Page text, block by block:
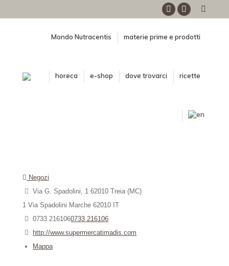
FacebookInstagram
Mondo Nutracentis materie prime e prodotti
horeca e-shop dove trovarci ricette
Negozi
Via G. Spadolini, 1 62010 Treia (MC)
1 Via Spadolini Marche 62010 IT
0733 2161060733 216106
http://www.supermercatimadis.com
Mappa